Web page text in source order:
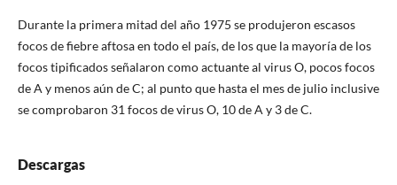
Durante la primera mitad del año 1975 se produjeron escasos
focos de fiebre aftosa en todo el país, de los que la mayoría de los
focos tipificados señalaron como actuante al virus O, pocos focos
de A y menos aún de C; al punto que hasta el mes de julio inclusive
se comprobaron 31 focos de virus O, 10 de A y 3 de C.
Descargas